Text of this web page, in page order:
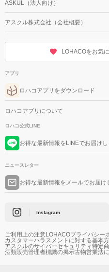
ASKUL（法人向け）
アスクル株式会社（会社概要）
LOHACOをお気
アプリ
ロハコアプリをダウンロード
ロハコアプリについて
ロハコ公式LINE
お得な最新情報をLINEでお届けし
ニュースレター
お得な最新情報をメールでお届け
Instagram
ご利用上の注意LOHACOプライバシー
カスタマーハラスメントに対する基本
アスクルのサイバーセキュリティ特定
酒類販売管理者標識の掲示古物営業法